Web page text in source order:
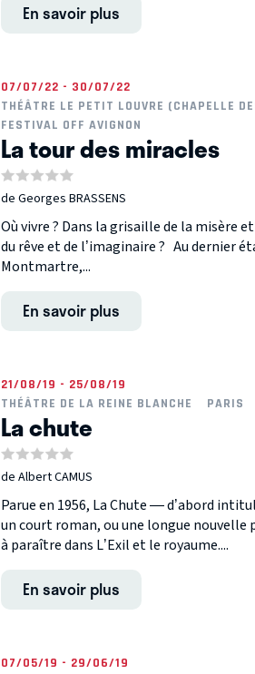
En savoir plus
07/07/22 - 30/07/22
THÉÂTRE LE PETIT LOUVRE (CHAPELLE
FESTIVAL OFF AVIGNON
La tour des miracles
de Georges BRASSENS
Où vivre ? Dans la grisaille de la misère
du rêve et de l’imaginaire ? Au dernier
Montmartre,...
En savoir plus
21/08/19 - 25/08/19
THÉÂTRE DE LA REINE BLANCHE
PARIS
La chute
de Albert CAMUS
Parue en 1956, La Chute — d’abord
un court roman, ou une longue nouvelle
à paraître dans L’Exil et le royaume....
En savoir plus
07/05/19 - 29/06/19